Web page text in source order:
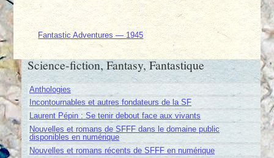
Fantastic Adventures — 1945
Science-fiction, Fantasy, Fantastique
Anthologies
Incontournables et autres fondateurs de la SF
Laurent Pépin : Se tenir debout face aux vivants
Nouvelles et romans de SFFF dans le domaine public
disponibles en numérique
Nouvelles et romans récents de SFFF en numérique